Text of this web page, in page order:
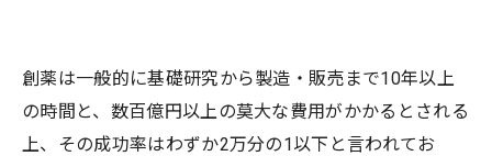
創薬は一般的に基礎研究から製造・販売まで10年以上
の時間と、数百億円以上の莫大な費用がかかるとされる
上、その成功率はわずか2万分の1以下と言われてお